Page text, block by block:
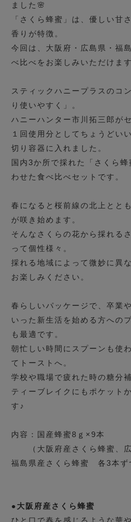
ました🌸
「さくら蜂蜜」は、優しい甘
香りが特徴。
今回は、大阪府・広島県・福
べ比べをお楽しみいただけます
スティックハニープラスのコ
り使いやすく」。
ハニーハンター市川拓三郎が
１回使用分としてちょうどい
切り容器に入れました。
国内3か所で採れた「さくら
わせた食べ比べセットです。
春になると桜前線の北上とと
が咲き始めます。
そんなさくらの花から採れる
って個性様々。
採れる地域によって微妙に異
お楽しみください。
春らしいパッケージで、卒業
いった新生活を始める方への
も最適です。
朝忙しい時間にスプーンも使
てトーストへ。
学校や職場で疲れた時の糖分
ティーブレイクにもポケット
す♪
内容：国産蜂蜜8ｇ×9本
（大阪府産さくら蜂蜜、広
福島県産さくら蜂蜜 各3本ず
●大阪府産さくら蜂蜜